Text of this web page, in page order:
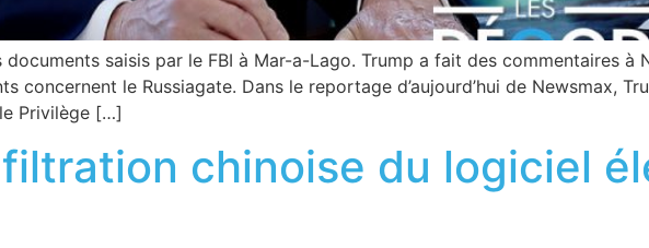
saisis par le FBI à Mar-a-Lago. Trump a fait des commentaires à
concernent le Russiagate. Dans le reportage d’aujourd’hui de Newsmax,
Privilège […]
chinoise du logiciel